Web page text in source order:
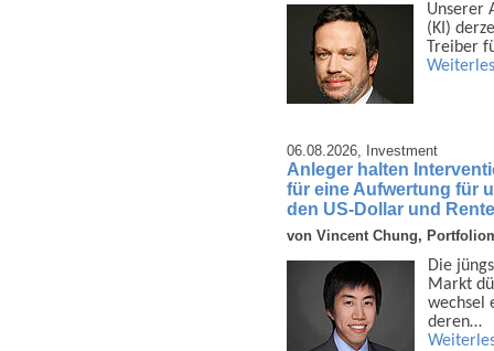
Unserer
(KI)
Treiber
06.08.2026, Investment
Anleger halten
für eine Aufwertung für
den US-Dollar und
von Vincent Chung,
Die
Markt
wechsel
deren…